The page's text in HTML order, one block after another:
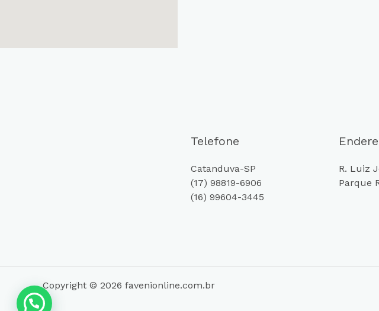
Telefone
Catanduva-SP
(17) 98819-6906
(16) 99604-3445
R. Luiz
Parque
Copyright © 2026 favenionline.com.br